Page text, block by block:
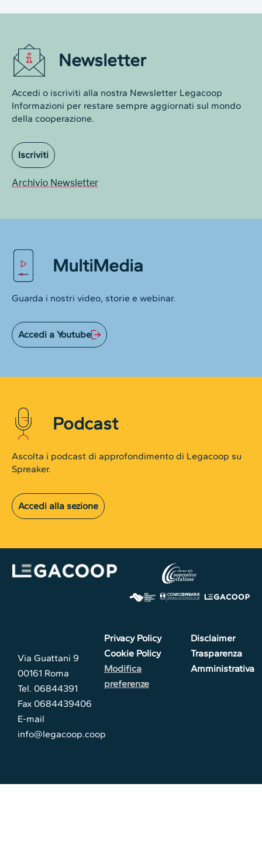
Newsletter
Accedi o iscriviti alla nostra Newsletter Legacoop
Informazioni per restare sempre aggiornati sul mondo
della cooperazione.
Iscriviti
Archivio Newsletter
MultiMedia
Guarda i nostri video, storie e webinar.
Accedi a Youtube
Podcast
Ascolta i podcast di approfondimento di Legacoop su
Spreaker.
Accedi alla sezione
Via Guattani 9
00161 Roma
Tel. 06844391
Fax 0684439406
E-mail
info@legacoop.coop
Privacy Policy
Cookie Policy
Modifica
preferenze
Disclaimer
Trasparenza
Amministrativa